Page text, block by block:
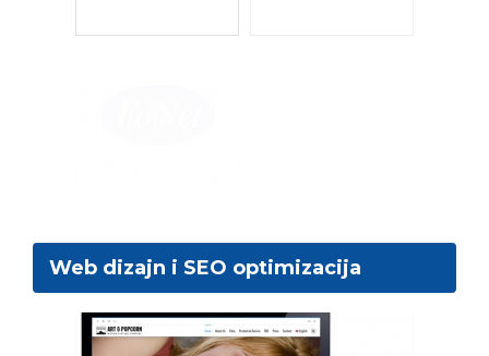
Web dizajn i SEO optimizacija